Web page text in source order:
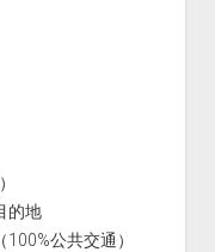
的地
公共交通）